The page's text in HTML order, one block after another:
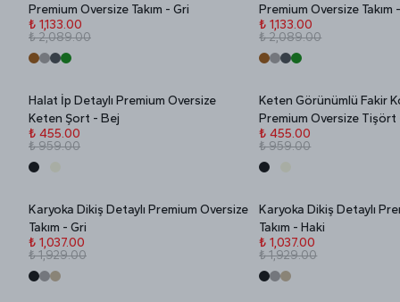
İNDİRİM
Premium Oversize Takım - Gri
₺ 1,133.00
₺ 2,089.00
İNDİRİM
Premium Oversize
₺ 1,133.00
₺ 2,089.00
Stokta Yok
İNDİRİM
Halat İp Detaylı Premium Oversize
Keten Şort - Bej
₺ 455.00
₺ 959.00
Stokta Yok
İNDİRİM
Keten Görünümlü Fakir
Premium Oversize Tişört
₺ 455.00
₺ 959.00
Stokta Yok
İNDİRİM
Karyoka Dikiş Detaylı Premium Oversize
Takım - Gri
₺ 1,037.00
₺ 1,929.00
Stokta Yok
İNDİRİM
Karyoka Dikiş Detaylı
Takım - Haki
₺ 1,037.00
₺ 1,929.00